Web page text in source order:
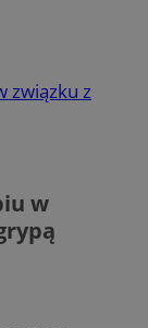
związku z
w